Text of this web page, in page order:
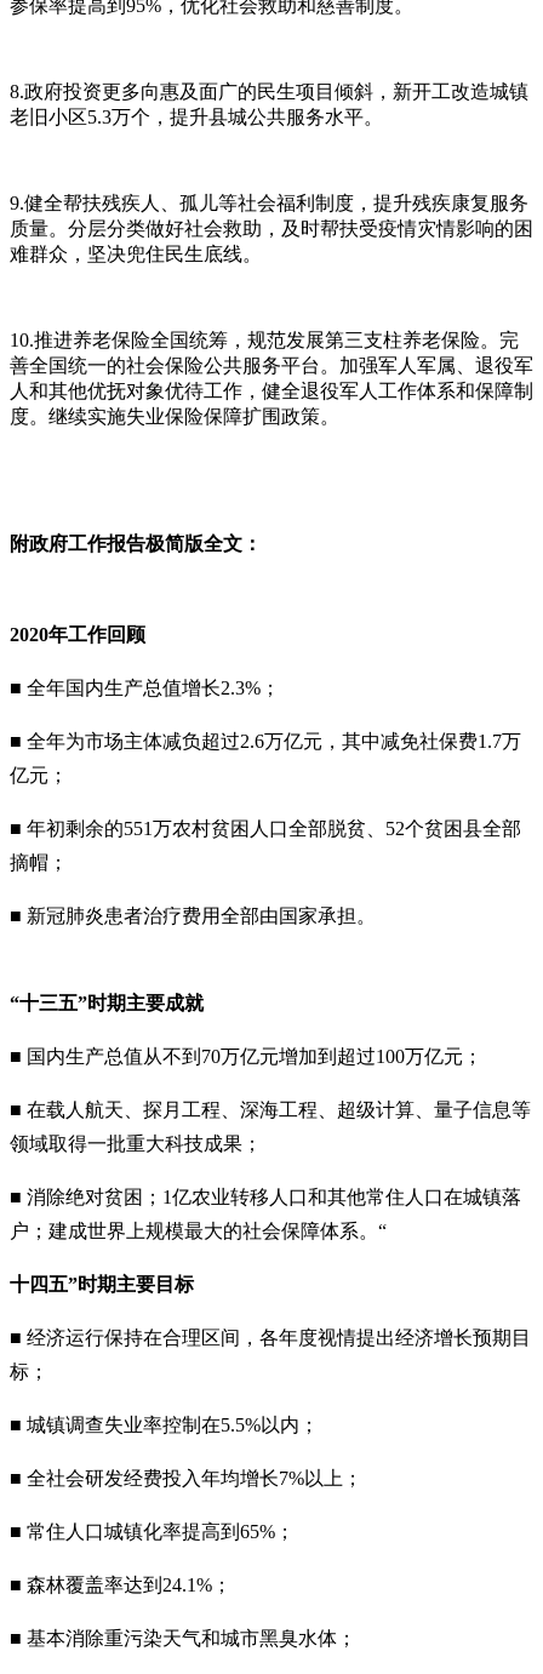
参保率提高到95%，优化社会救助和慈善制度。
8.政府投资更多向惠及面广的民生项目倾斜，新开工改造城镇
老旧小区5.3万个，提升县城公共服务水平。
9.健全帮扶残疾人、孤儿等社会福利制度，提升残疾康复服务
质量。分层分类做好社会救助，及时帮扶受疫情灾情影响的困
难群众，坚决兜住民生底线。
10.推进养老保险全国统筹，规范发展第三支柱养老保险。完
善全国统一的社会保险公共服务平台。加强军人军属、退役军
人和其他优抚对象优待工作，健全退役军人工作体系和保障制
度。继续实施失业保险保障扩围政策。
附政府工作报告极简版全文：
2020年工作回顾
■ 全年国内生产总值增长2.3%；
■ 全年为市场主体减负超过2.6万亿元，其中减免社保费1.7万
亿元；
■ 年初剩余的551万农村贫困人口全部脱贫、52个贫困县全部
摘帽；
■ 新冠肺炎患者治疗费用全部由国家承担。
“十三五”时期主要成就
■ 国内生产总值从不到70万亿元增加到超过100万亿元；
■ 在载人航天、探月工程、深海工程、超级计算、量子信息等
领域取得一批重大科技成果；
■ 消除绝对贫困；1亿农业转移人口和其他常住人口在城镇落
户；建成世界上规模最大的社会保障体系。“
十四五”时期主要目标
■ 经济运行保持在合理区间，各年度视情提出经济增长预期目
标；
■ 城镇调查失业率控制在5.5%以内；
■ 全社会研发经费投入年均增长7%以上；
■ 常住人口城镇化率提高到65%；
■ 森林覆盖率达到24.1%；
■ 基本消除重污染天气和城市黑臭水体；